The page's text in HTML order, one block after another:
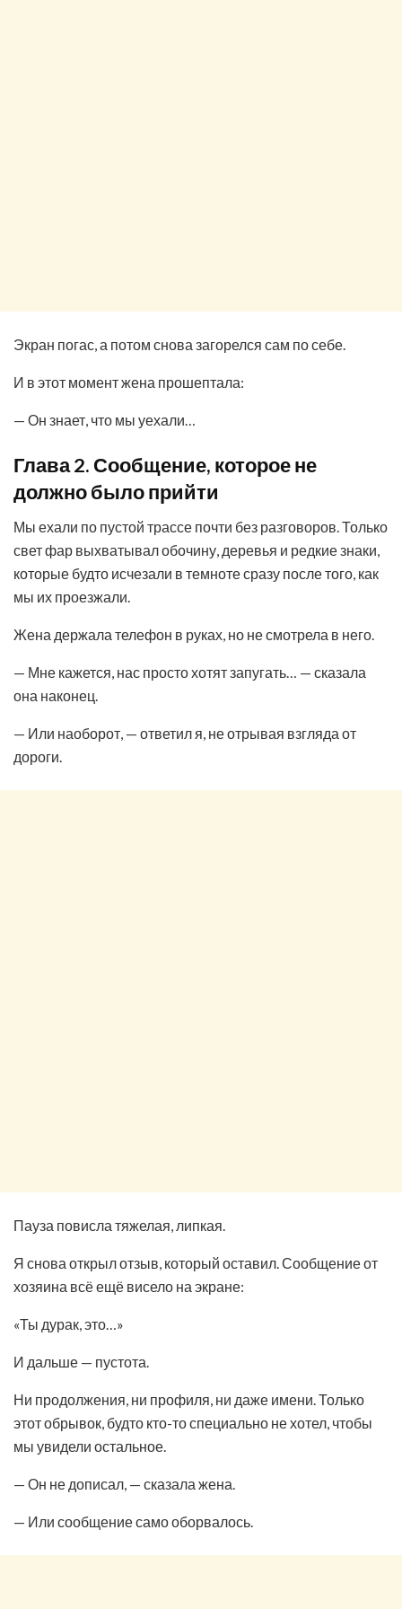
Экран погас, а потом снова загорелся сам по себе.
И в этот момент жена прошептала:
— Он знает, что мы уехали…
Глава 2. Сообщение, которое не
должно было прийти
Мы ехали по пустой трассе почти без разговоров. Только
свет фар выхватывал обочину, деревья и редкие знаки,
которые будто исчезали в темноте сразу после того, как
мы их проезжали.
Жена держала телефон в руках, но не смотрела в него.
— Мне кажется, нас просто хотят запугать… — сказала
она наконец.
— Или наоборот, — ответил я, не отрывая взгляда от
дороги.
Пауза повисла тяжелая, липкая.
Я снова открыл отзыв, который оставил. Сообщение от
хозяина всё ещё висело на экране:
«Ты дурак, это…»
И дальше — пустота.
Ни продолжения, ни профиля, ни даже имени. Только
этот обрывок, будто кто-то специально не хотел, чтобы
мы увидели остальное.
— Он не дописал, — сказала жена.
— Или сообщение само оборвалось.